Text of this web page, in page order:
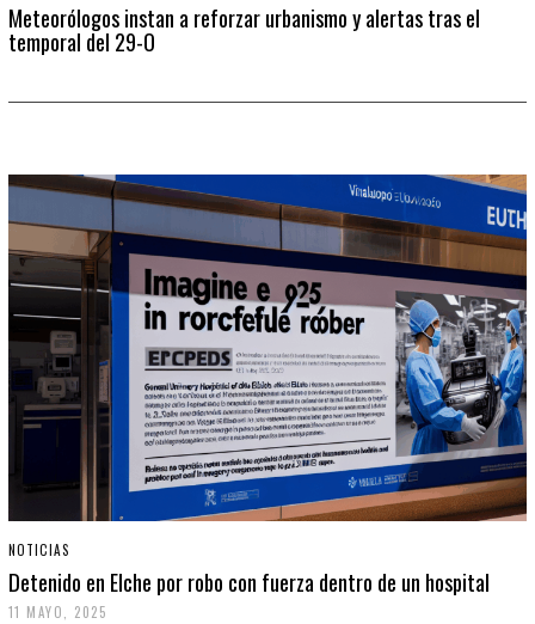
Meteorólogos instan a reforzar urbanismo y alertas tras el
temporal del 29-O
NOTICIAS
Detenido en Elche por robo con fuerza dentro de un hospital
11 MAYO, 2025